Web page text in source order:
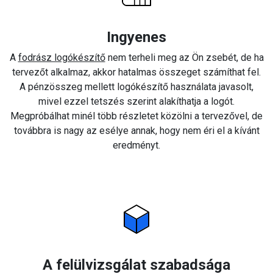
Ingyenes
A fodrász logókészítőnem terheli meg az Ön zsebét, de ha
tervezőt alkalmaz, akkor hatalmas összeget számíthat fel.
A pénzösszeg mellett logókészítő használata javasolt,
mivel ezzel tetszés szerint alakíthatja a logót.
Megpróbálhat minél több részletet közölni a tervezővel, de
továbbra is nagy az esélye annak, hogy nem éri el a kívánt
eredményt.
A felülvizsgálat szabadsága